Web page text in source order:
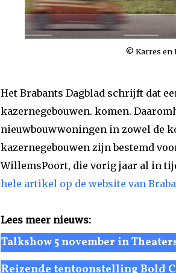
© Karres en
Het Brabants Dagblad schrijft dat
kazernegebouwen. komen.
nieuwbouwwoningen in zowel de
kazernegebouwen zijn bestemd
WillemsPoort, die vorig jaar al in
hele artikel op de website van
Lees meer nieuws:
Talkshow 5 november in
Reizende tentoonstelling Bold